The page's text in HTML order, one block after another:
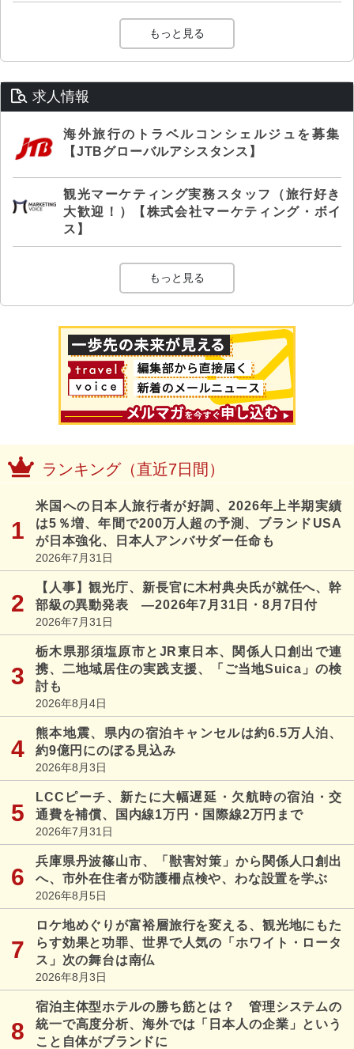
もっと見る
求人情報
海外旅行のトラベルコンシェルジュを募集
【JTBグローバルアシスタンス】
観光マーケティング実務スタッフ（旅行好き
大歓迎！）【株式会社マーケティング・ボイ
ス】
もっと見る
ランキング（直近7日間）
米国への日本人旅行者が好調、2026年上半期実績
は5％増、年間で200万人超の予測、ブランドUSA
が日本強化、日本人アンバサダー任命も
2026年7月31日
【人事】観光庁、新長官に木村典央氏が就任へ、幹
部級の異動発表 ―2026年7月31日・8月7日付
2026年7月31日
栃木県那須塩原市とJR東日本、関係人口創出で連
携、二地域居住の実践支援、「ご当地Suica」の検
討も
2026年8月4日
熊本地震、県内の宿泊キャンセルは約6.5万人泊、
約9億円にのぼる見込み
2026年8月3日
LCCピーチ、新たに大幅遅延・欠航時の宿泊・交
通費を補償、国内線1万円・国際線2万円まで
2026年7月31日
兵庫県丹波篠山市、「獣害対策」から関係人口創出
へ、市外在住者が防護柵点検や、わな設置を学ぶ
2026年8月5日
ロケ地めぐりが富裕層旅行を変える、観光地にもた
らす効果と功罪、世界で人気の「ホワイト・ロータ
ス」次の舞台は南仏
2026年8月3日
宿泊主体型ホテルの勝ち筋とは？ 管理システムの
統一で高度分析、海外では「日本人の企業」という
こと自体がブランドに